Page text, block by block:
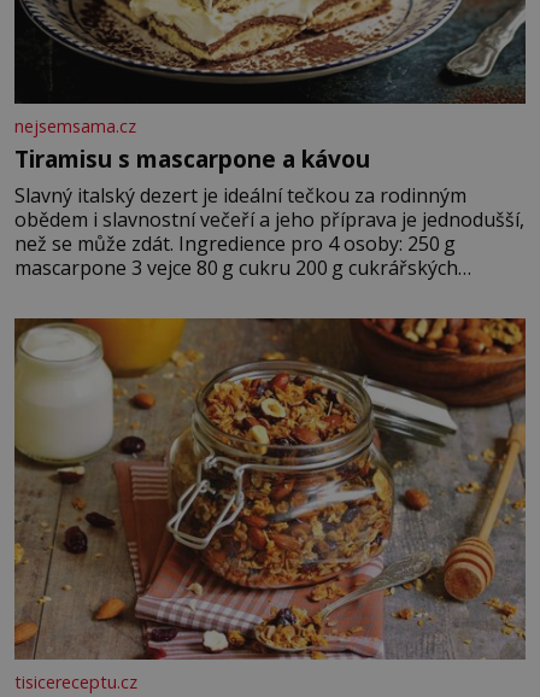
nejsemsama.cz
Tiramisu s mascarpone a kávou
Slavný italský dezert je ideální tečkou za rodinným
obědem i slavnostní večeří a jeho příprava je jednodušší,
než se může zdát. Ingredience pro 4 osoby: 250 g
mascarpone 3 vejce 80 g cukru 200 g cukrářských
posypání Postup: Oddělte žloutky od bílků. Žloutky
vyšlehejte s cukrem do světlé pěny a postupně do nich
vmíchejte mascarpone, aby vznikl hladký
tisicereceptu.cz